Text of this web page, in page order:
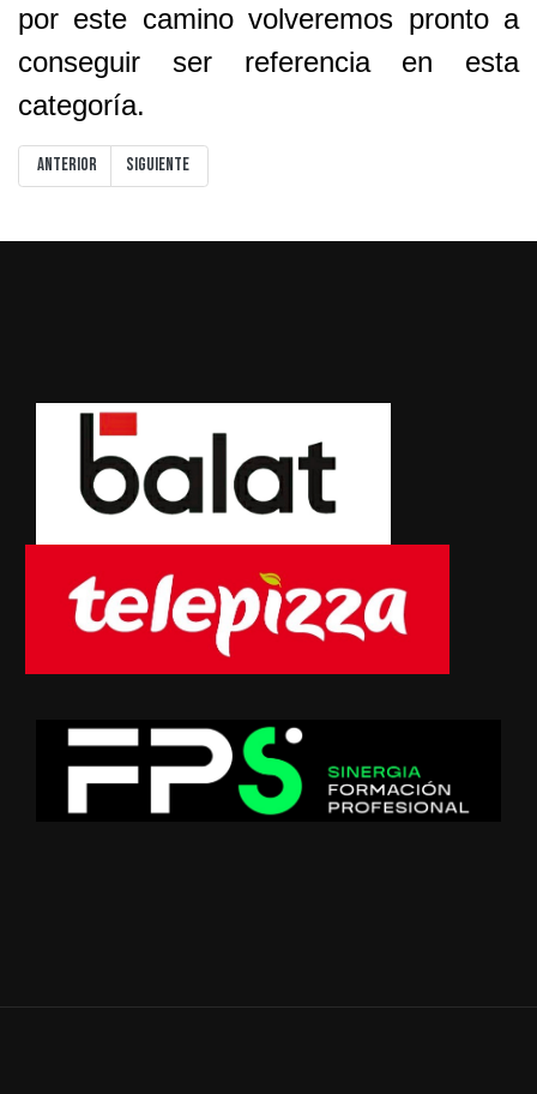
por este camino volveremos pronto a
conseguir ser referencia en esta
categoría.
Artículo anterior: PARTIDOS DEL FIN DE SEMANA
Anterior Artículo siguiente: SABADO DE ALEGRÍAS
Siguiente